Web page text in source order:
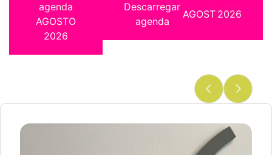
agenda
AGOSTO
2026
Descarregar
agenda
AGOST 2026